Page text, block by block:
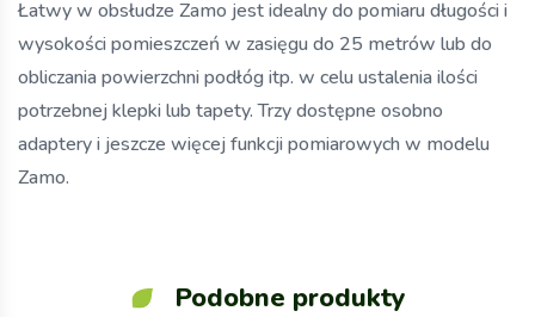
Łatwy w obsłudze Zamo jest idealny do pomiaru długości i
wysokości pomieszczeń w zasięgu do 25 metrów lub do
obliczania powierzchni podłóg itp. w celu ustalenia ilości
potrzebnej klepki lub tapety. Trzy dostępne osobno
adaptery i jeszcze więcej funkcji pomiarowych w modelu
Zamo.
Podobne produkty